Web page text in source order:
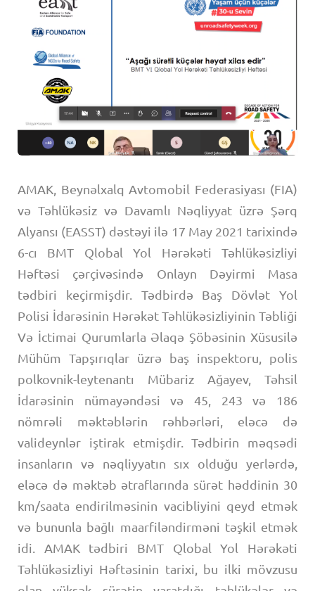
AMAK, Beynəlxalq Avtomobil Federasiyası (FIA)
və Təhlükəsiz və Davamlı Nəqliyyat üzrə Şərq
Alyansı (EASST) dəstəyi ilə 17 May 2021 tarixində
6-cı BMT Qlobal Yol Hərəkəti Təhlükəsizliyi
Həftəsi çərçivəsində Onlayn Dəyirmi Masa
tədbiri keçirmişdir. Tədbirdə Baş Dövlət Yol
Polisi İdarəsinin Hərəkət Təhlükəsizliyinin Təbliği
Və İctimai Qurumlarla Əlaqə Şöbəsinin Xüsusilə
Mühüm Tapşırıqlar üzrə baş inspektoru, polis
polkovnik-leytenantı Mübariz Ağayev, Təhsil
İdarəsinin nümayəndəsi və 45, 243 və 186
nömrəli məktəblərin rəhbərləri, eləcə də
valideynlər iştirak etmişdir. Tədbirin məqsədi
insanların və nəqliyyatın sıx olduğu yerlərdə,
eləcə də məktəb ətraflarında sürət həddinin 30
km/saata endirilməsinin vacibliyini qeyd etmək
və bununla bağlı maarfiləndirməni təşkil etmək
idi. AMAK tədbiri BMT Qlobal Yol Hərəkəti
Təhlükəsizliyi Həftəsinin tarixi, bu ilki mövzusu